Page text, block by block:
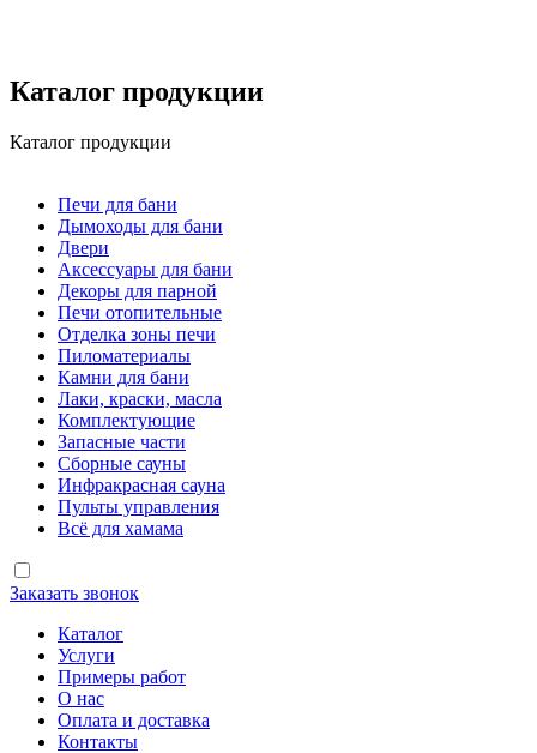
Каталог продукции
Каталог продукции
Печи для бани
Дымоходы для бани
Двери
Аксессуары для бани
Декоры для парной
Печи отопительные
Отделка зоны печи
Пиломатериалы
Камни для бани
Лаки, краски, масла
Комплектующие
Запасные части
Сборные сауны
Инфракрасная сауна
Пульты управления
Всё для хамама
Заказать звонок
Каталог
Услуги
Примеры работ
О нас
Оплата и доставка
Контакты